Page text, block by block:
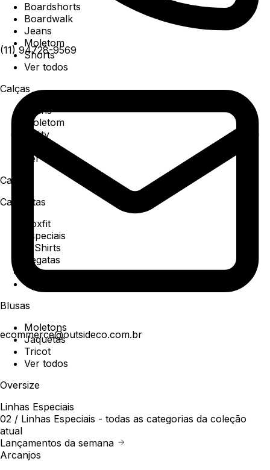
(11) 94728-9569
ecommerce@outsideco.com.br
Boardshorts
Boardwalk
Jeans
Moletom
Shorts
Ver todos
Calças
Jeans
Moletom
Utility
Ver todos
Camisa
Camisetas
Boxfit
Especiais
T-Shirts
Regatas
Polo
Ver todos
Blusas
Moletons
Jaquetas
Tricot
Ver todos
Oversize
Linhas Especiais
02 / Linhas Especiais - todas as categorias da coleção
atual
Lançamentos da semana
Arcanjos